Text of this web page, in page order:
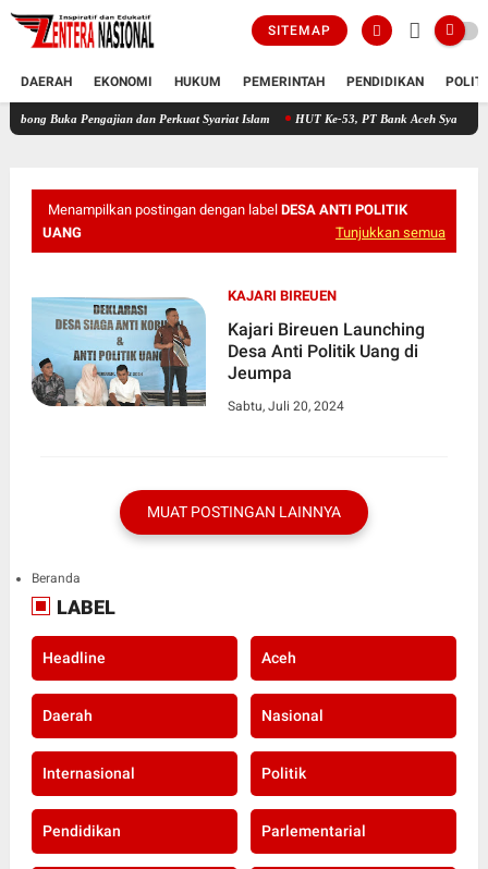
SITEMAP
DAERAH EKONOMI HUKUM PEMERINTAH PENDIDIKAN
Pengajian dan Perkuat Syariat Islam HUT Ke-53, PT Bank Aceh Syariah KC Bireuen
Menampilkan postingan dengan label DESA ANTI POLITIK
UANG
Tunjukkan semua
KAJARI BIREUEN
Kajari Bireuen Launching
Desa Anti Politik Uang di
Jeumpa
Sabtu, Juli 20, 2024
MUAT POSTINGAN LAINNYA
Beranda
LABEL
Headline Aceh
Daerah Nasional
Internasional Politik
Pendidikan Parlementarial